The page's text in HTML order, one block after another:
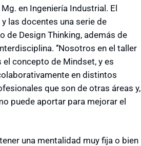
en Ingeniería Industrial. El
las docentes una serie de
de Design Thinking, además de
‘‘Nosotros en el taller
concepto de Mindset, y es
en distintos
que son de otras áreas y,
puede aportar para mejorar el
una mentalidad muy fija o bien